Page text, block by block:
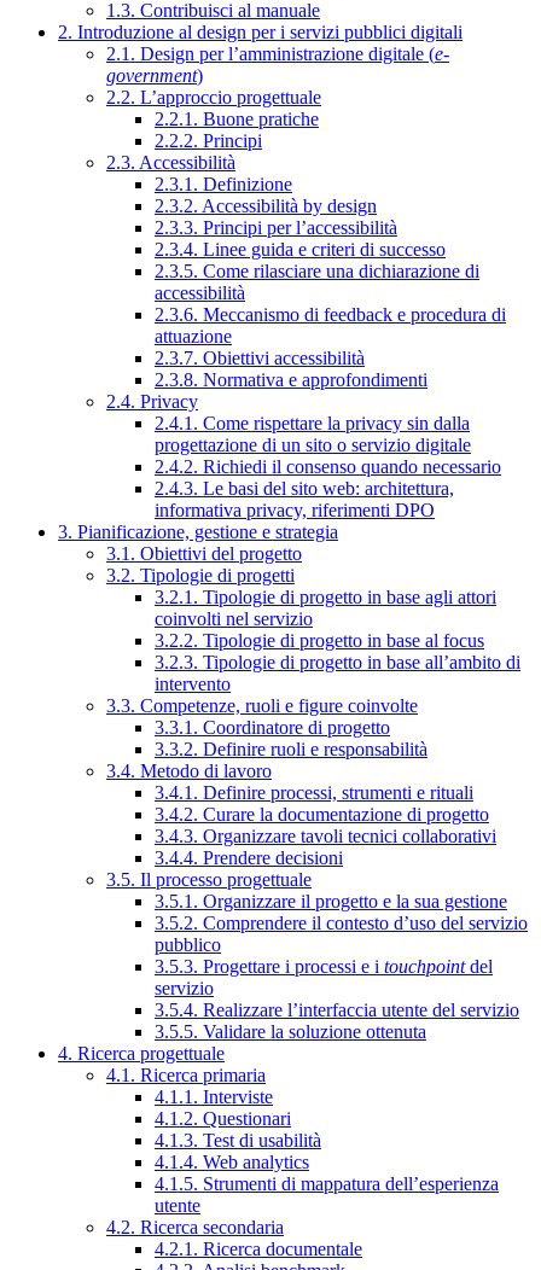
1.3. Contribuisci al manuale
2. Introduzione al design per i servizi pubblici digitali
2.1. Design per l’amministrazione digitale (e-
government)
2.2. L’approccio progettuale
2.2.1. Buone pratiche
2.2.2. Principi
2.3. Accessibilità
2.3.1. Definizione
2.3.2. Accessibilità by design
2.3.3. Principi per l’accessibilità
2.3.4. Linee guida e criteri di successo
2.3.5. Come rilasciare una dichiarazione di
accessibilità
2.3.6. Meccanismo di feedback e procedura di
attuazione
2.3.7. Obiettivi accessibilità
2.3.8. Normativa e approfondimenti
2.4. Privacy
2.4.1. Come rispettare la privacy sin dalla
progettazione di un sito o servizio digitale
2.4.2. Richiedi il consenso quando necessario
2.4.3. Le basi del sito web: architettura,
informativa privacy, riferimenti DPO
3. Pianificazione, gestione e strategia
3.1. Obiettivi del progetto
3.2. Tipologie di progetti
3.2.1. Tipologie di progetto in base agli attori
coinvolti nel servizio
3.2.2. Tipologie di progetto in base al focus
3.2.3. Tipologie di progetto in base all’ambito di
intervento
3.3. Competenze, ruoli e figure coinvolte
3.3.1. Coordinatore di progetto
3.3.2. Definire ruoli e responsabilità
3.4. Metodo di lavoro
3.4.1. Definire processi, strumenti e rituali
3.4.2. Curare la documentazione di progetto
3.4.3. Organizzare tavoli tecnici collaborativi
3.4.4. Prendere decisioni
3.5. Il processo progettuale
3.5.1. Organizzare il progetto e la sua gestione
3.5.2. Comprendere il contesto d’uso del servizio
pubblico
3.5.3. Progettare i processi e i touchpointdel
servizio
3.5.4. Realizzare l’interfaccia utente del servizio
3.5.5. Validare la soluzione ottenuta
4. Ricerca progettuale
4.1. Ricerca primaria
4.1.1. Interviste
4.1.2. Questionari
4.1.3. Test di usabilità
4.1.4. Web analytics
4.1.5. Strumenti di mappatura dell’esperienza
utente
4.2. Ricerca secondaria
4.2.1. Ricerca documentale